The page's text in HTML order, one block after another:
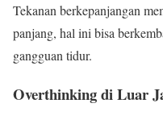
Tekanan berkepanjangan
panjang, hal ini bisa
gangguan tidur.
Overthinking di Luar